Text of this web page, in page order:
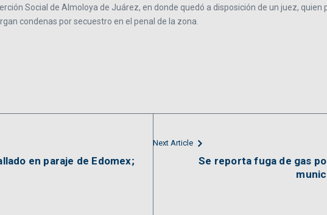
Social de Almoloya de Juárez, en donde quedó a disposición de un juez, quien
condenas por secuestro en el penal de la zona.
en paraje de Edomex;
Next Article
Se reporta fuga de gas